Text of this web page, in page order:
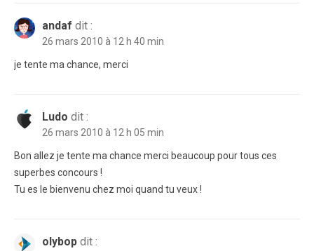
andaf dit :
26 mars 2010 à 12 h 40 min
je tente ma chance, merci
Ludo dit :
26 mars 2010 à 12 h 05 min
Bon allez je tente ma chance merci beaucoup pour tous ces
superbes concours !
Tu es le bienvenu chez moi quand tu veux !
olybop dit :